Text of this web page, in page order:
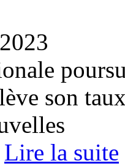
son
Lire la suite